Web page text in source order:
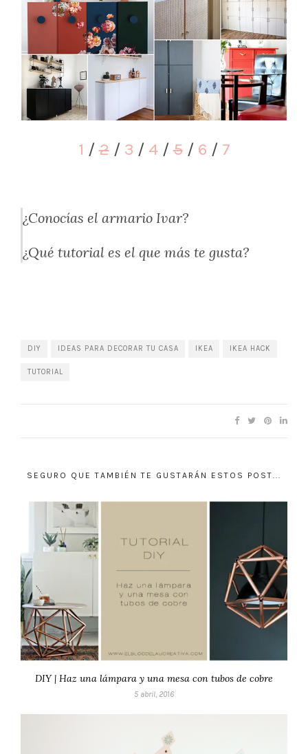
1 /2/ 3 / 4/5/ 6 / 7
¿Conocías el armario Ivar?
¿Qué tutorial es el que más te gusta?
DIY IDEAS PARA DECORAR TU CASA IKEA IKEA HACK
TUTORIAL
SEGURO QUE TAMBIÉN TE GUSTARÁN ESTOS POST...
DIY | Haz una lámpara y una mesa con tubos de cobre
5 abril, 2016